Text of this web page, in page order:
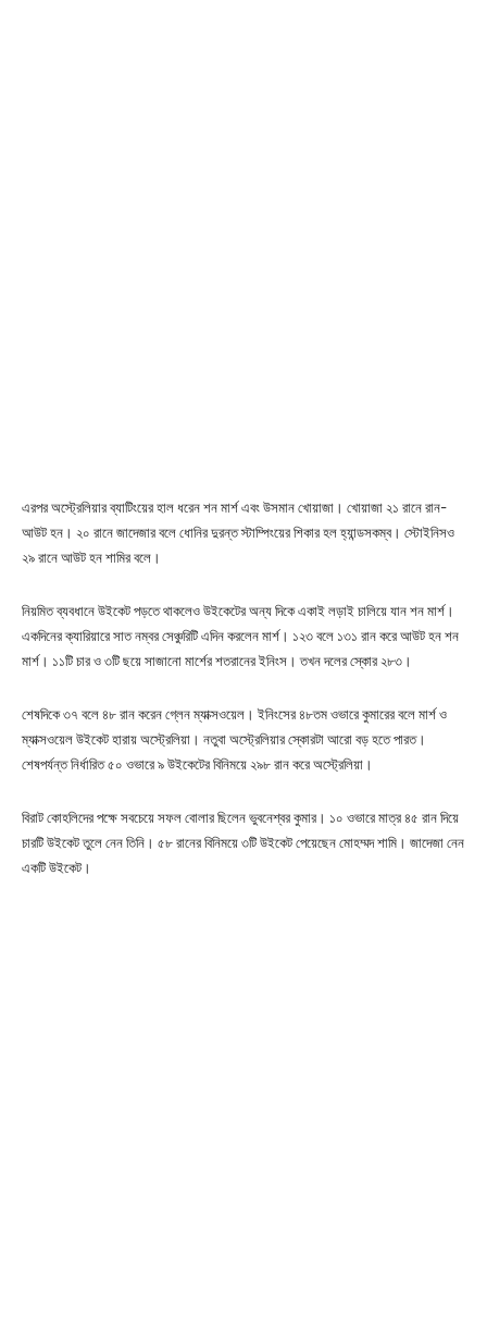
এরপর অস্ট্রেলিয়ার ব্যাটিংয়ের হাল ধরেন শন মার্শ এবং উসমান খোয়াজা। খোয়াজা ২১ রানে রান-
আউট হন। ২০ রানে জাদেজার বলে ধোনির দুরন্ত স্টাম্পিংয়ের শিকার হল হ্যান্ডসকম্ব। স্টোইনিসও
২৯ রানে আউট হন শামির বলে।
নিয়মিত ব্যবধানে উইকেট পড়তে থাকলেও উইকেটের অন্য দিকে একাই লড়াই চালিয়ে যান শন মার্শ।
একদিনের ক্যারিয়ারে সাত নম্বর সেঞ্চুরিটি এদিন করলেন মার্শ। ১২৩ বলে ১৩১ রান করে আউট হন শন
মার্শ। ১১টি চার ও ৩টি ছয়ে সাজানো মার্শের শতরানের ইনিংস। তখন দলের স্কোর ২৮৩।
শেষদিকে ৩৭ বলে ৪৮ রান করেন গ্লেন ম্যাক্সওয়েল। ইনিংসের ৪৮তম ওভারে কুমারের বলে মার্শ ও
ম্যাক্সওয়েল উইকেট হারায় অস্ট্রেলিয়া। নতুবা অস্ট্রেলিয়ার স্কোরটা আরো বড় হতে পারত।
শেষপর্যন্ত নির্ধারিত ৫০ ওভারে ৯ উইকেটের বিনিময়ে ২৯৮ রান করে অস্ট্রেলিয়া।
বিরাট কোহলিদের পক্ষে সবচেয়ে সফল বোলার ছিলেন ভুবনেশ্বর কুমার। ১০ ওভারে মাত্র ৪৫ রান দিয়ে
চারটি উইকেট তুলে নেন তিনি। ৫৮ রানের বিনিময়ে ৩টি উইকেট পেয়েছেন মোহম্মদ শামি। জাদেজা নেন
একটি উইকেট।